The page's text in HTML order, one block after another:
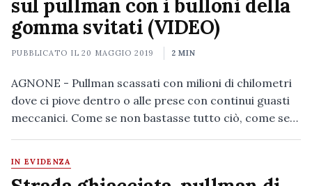
sul pullman con i bulloni della
gomma svitati (VIDEO)
PUBBLICATO IL20 MAGGIO 2019 2 MIN
AGNONE - Pullman scassati con milioni di chilometri
dove ci piove dentro o alle prese con continui guasti
meccanici. Come se non bastasse tutto ciò, come se…
IN EVIDENZA